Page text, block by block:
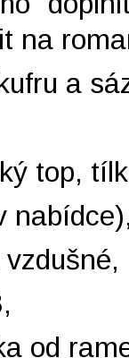
na
a
top,
od